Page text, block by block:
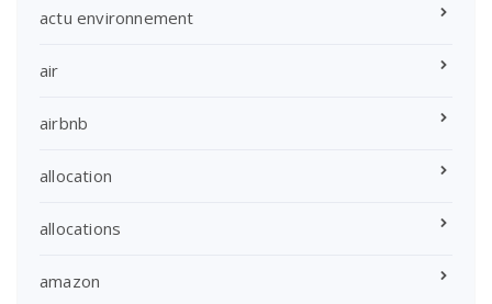
actu environnement
air
airbnb
allocation
allocations
amazon